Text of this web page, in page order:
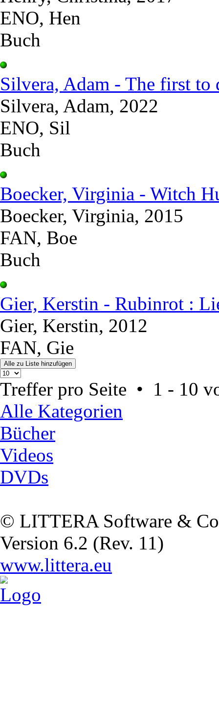
ENO, Hen
Buch
Silvera, Adam - The first to
Silvera, Adam, 2022
ENO, Sil
Buch
Boecker, Virginia - Witch
Boecker, Virginia, 2015
FAN, Boe
Buch
Gier, Kerstin - Rubinrot :
Gier, Kerstin, 2012
FAN, Gie
Treffer pro Seite • 1 - 10
Alle Kategorien
Bücher
Videos
DVDs
© LITTERA Software &
Version 6.2 (Rev. 11)
www.littera.eu